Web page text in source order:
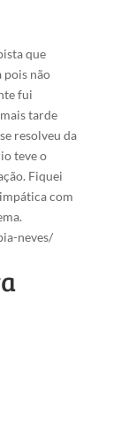
que
pois não
fui
tarde
resolveu da
teve o
Fiquei
com
neves/